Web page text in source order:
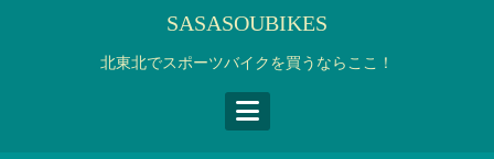
SASASOUBIKES
北東北でスポーツバイクを買うならここ！